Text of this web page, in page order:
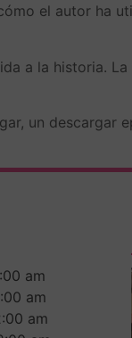
el autor ha
a la historia.
un descargar
am
am
am